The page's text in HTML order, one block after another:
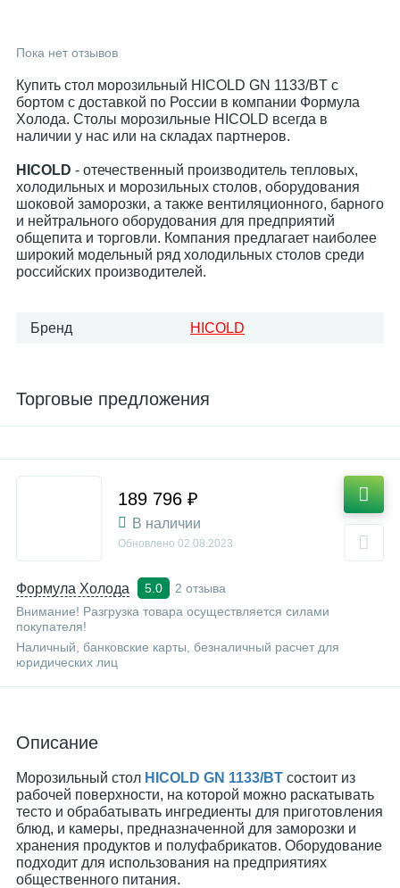
Пока нет отзывов
Купить стол морозильный HICOLD GN 1133/BT с
бортом с доставкой по России в компании Формула
Холода. Столы морозильные HICOLD всегда в
наличии у нас или на складах партнеров.
HICOLD - отечественный производитель тепловых,
холодильных и морозильных столов, оборудования
шоковой заморозки, а также вентиляционного, барного
и нейтрального оборудования для предприятий
общепита и торговли. Компания предлагает наиболее
широкий модельный ряд холодильных столов среди
российских производителей.
Бренд HICOLD
Торговые предложения
Формула Холода 5.0
2 отзыва
Внимание! Разгрузка товара осуществляется силами
покупателя!
Наличный, банковские карты, безналичный расчет для
юридических лиц
189 796 ₽
В наличии
Обновлено 02.08.2023
Описание
Морозильный стол HICOLD GN 1133/BT состоит из
рабочей поверхности, на которой можно раскатывать
тесто и обрабатывать ингредиенты для приготовления
блюд, и камеры, предназначенной для заморозки и
хранения продуктов и полуфабрикатов. Оборудование
подходит для использования на предприятиях
общественного питания.